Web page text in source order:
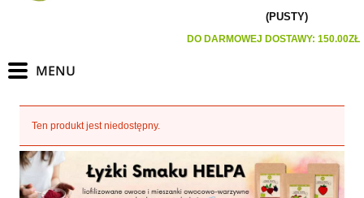
(PUSTY)
DO DARMOWEJ DOSTAWY: 150.00ZŁ
Ten produkt jest niedostępny.